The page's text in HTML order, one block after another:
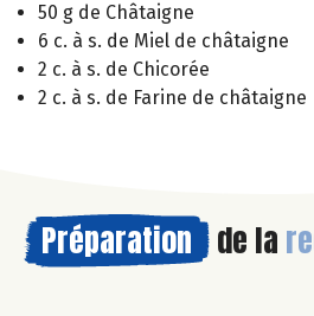
50 g de Châtaigne
6 c. à s. de Miel de châtaigne
2 c. à s. de Chicorée
2 c. à s. de Farine de châtaigne
Préparation de la